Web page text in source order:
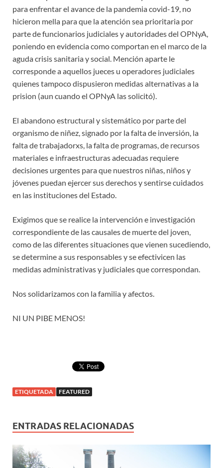
para enfrentar el avance de la pandemia covid-19, no
hicieron mella para que la atención sea prioritaria por
parte de funcionarios judiciales y autoridades del OPNyA,
poniendo en evidencia como comportan en el marco de la
aguda crisis sanitaria y social. Mención aparte le
corresponde a aquellos jueces u operadores judiciales
quienes tampoco dispusieron medidas alternativas a la
prision (aun cuando el OPNyA las solicitó).
El abandono estructural y sistemático por parte del
organismo de niñez, signado por la falta de inversión, la
falta de trabajadorxs, la falta de programas, de recursos
materiales e infraestructuras adecuadas requiere
decisiones urgentes para que nuestros niñas, niños y
jóvenes puedan ejercer sus derechos y sentirse cuidados
en las instituciones del Estado.
Exigimos que se realice la intervención e investigación
correspondiente de las causales de muerte del joven,
como de las diferentes situaciones que vienen sucediendo,
se determine a sus responsables y se efectivicen las
medidas administrativas y judiciales que correspondan.
Nos solidarizamos con la familia y afectos.
NI UN PIBE MENOS!
ETIQUETADA FEATURED
ENTRADAS RELACIONADAS